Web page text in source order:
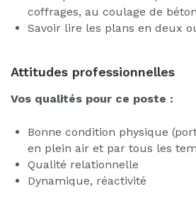
coffrages, au coulage de
Savoir lire les plans en deux
Attitudes professionnelles
Vos qualités pour ce poste :
Bonne condition physique
en plein air et par tous les
Qualité relationnelle
Dynamique, réactivité